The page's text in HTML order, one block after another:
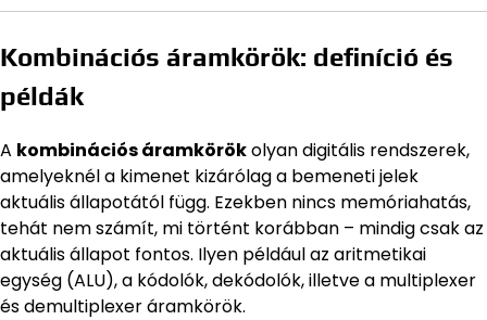
Kombinációs áramkörök: definíció és
példák
A kombinációs áramkörökolyan digitális rendszerek,
amelyeknél a kimenet kizárólag a bemeneti jelek
aktuális állapotától függ. Ezekben nincs memóriahatás,
tehát nem számít, mi történt korábban – mindig csak az
aktuális állapot fontos. Ilyen például az aritmetikai
egység (ALU), a kódolók, dekódolók, illetve a multiplexer
és demultiplexer áramkörök.